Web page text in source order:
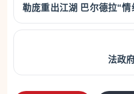
勒庞重出江湖 巴尔德拉“情
法政